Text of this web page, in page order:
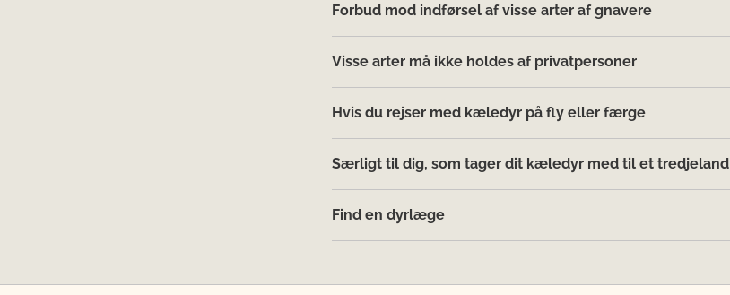
Forbud mod indførsel af visse arter af gnavere
Visse arter må ikke holdes af privatpersoner
Hvis du rejser med kæledyr på fly eller færge
Særligt til dig, som tager dit kæledyr med til et tredjeland
Find en dyrlæge